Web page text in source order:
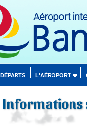
DÉPARTS L'AÉROPORT
Informations